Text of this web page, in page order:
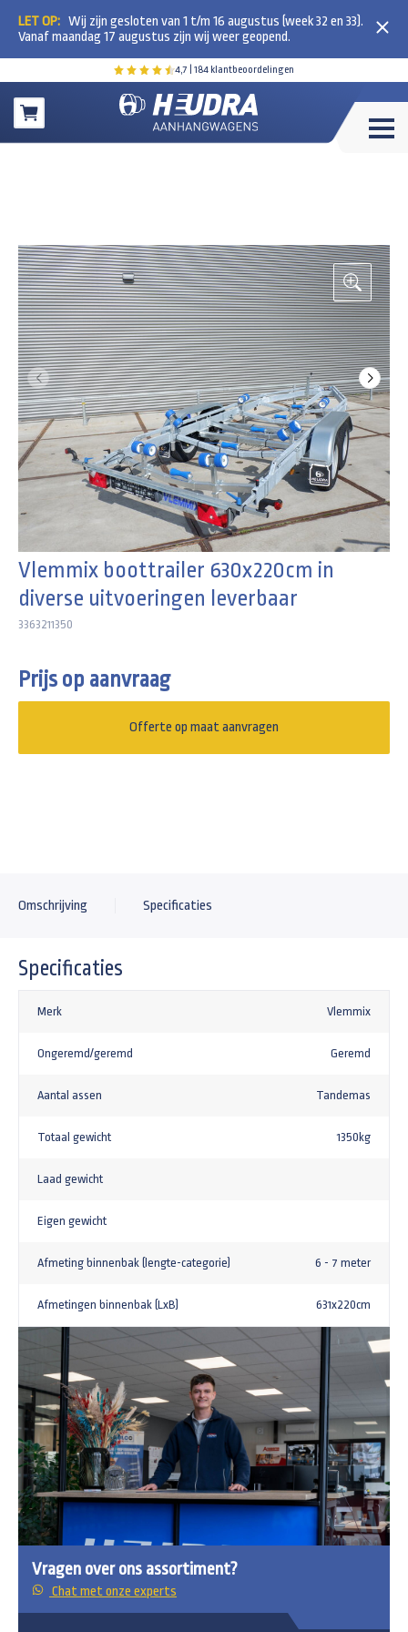
4,7 | 184 klantbeoordelingen
Winkelwagen
LET OP: Wij zijn gesloten van 1 t/m 16 augustus (week 32 en 33).
Vanaf maandag 17 augustus zijn wij weer geopend.
Vlemmix boottrailer 630x220cm in
diverse uitvoeringen leverbaar
3363211350
Prijs op aanvraag
Offerte op maat aanvragen
Omschrijving Specificaties
Specificaties
Merk Vlemmix
Ongeremd/geremd Geremd
Aantal assen Tandemas
Totaal gewicht 1350kg
Laad gewicht
Eigen gewicht
Afmeting binnenbak (lengte-categorie) 6 - 7 meter
Afmetingen binnenbak (LxB) 631x220cm
Vragen over ons assortiment?
Chat met onze experts